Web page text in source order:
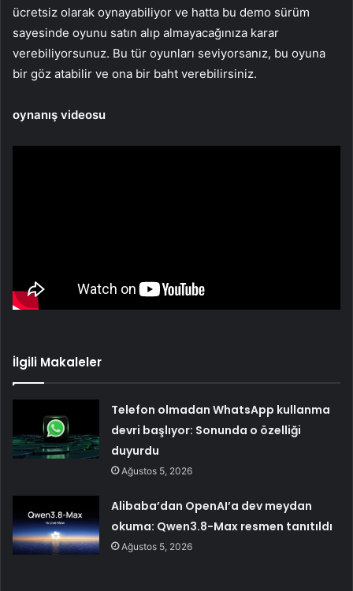
ücretsiz olarak oynayabiliyor ve hatta bu demo sürüm
sayesinde oyunu satın alıp almayacağınıza karar
verebiliyorsunuz. Bu tür oyunları seviyorsanız, bu oyuna
bir göz atabilir ve ona bir baht verebilirsiniz.
oynanış videosu
İlgili Makaleler
Telefon olmadan WhatsApp kullanma
devri başlıyor: Sonunda o özelliği
duyurdu
Ağustos 5, 2026
Alibaba’dan OpenAI’a dev meydan
okuma: Qwen3.8-Max resmen tanıtıldı
Ağustos 5, 2026